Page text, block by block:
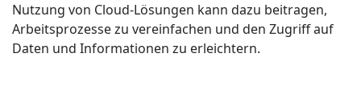
Nutzung von Cloud-Lösungen kann dazu beitragen,
Arbeitsprozesse zu vereinfachen und den Zugriff auf
Daten und Informationen zu erleichtern.